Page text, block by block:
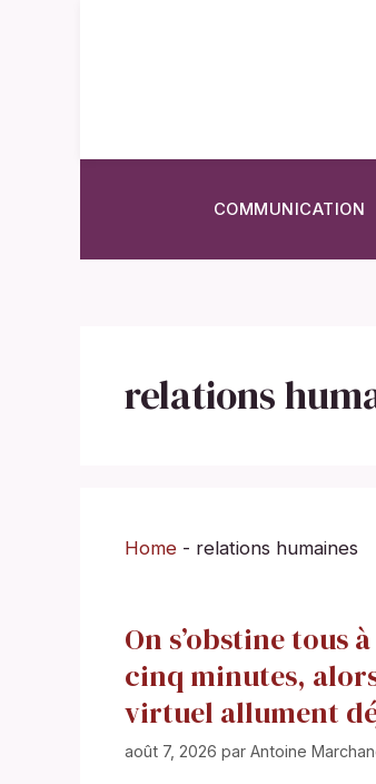
COMMUNICATION
relations
Home - relations humaines
On s’obstine tous
cinq minutes,
virtuel allument
août 7, 2026 par Antoine